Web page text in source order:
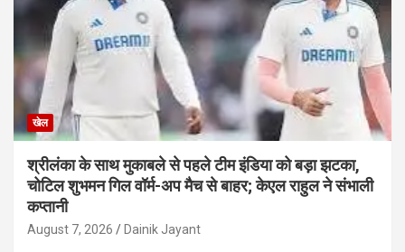
खेल
श्रीलंका के साथ मुकाबले से पहले टीम इंडिया को बड़ा झटका,
चोटिल शुभमन गिल वॉर्म-अप मैच से बाहर; केएल राहुल ने संभाली
कप्तानी
August 7, 2026 Dainik Jayant